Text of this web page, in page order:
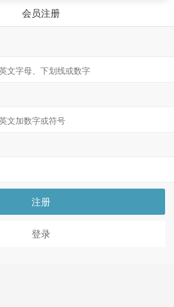
会员注册
注册
登录